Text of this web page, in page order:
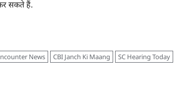
सकते हैं.
News CBI Janch Ki Maang
SC Hearing Today